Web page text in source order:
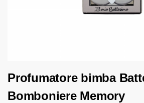
Profumatore bimba
Bomboniere Memory